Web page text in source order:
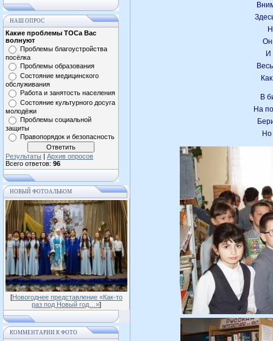
НАШ ОПРОС
Какие проблемы ТОСа Вас
волнуют
Проблемы благоустройства
посёлка
Проблемы образования
Состояние медицинского
обслуживания
Работа и занятость населения
Состояние культурного досуга
молодёжи
Проблемы социальной
защиты
Правопорядок и безопасность
Результаты | Архив опросов
Всего ответов: 96
НОВЫЙ ФОТОАЛЬБОМ
[Новогоднее представление «Как-то
раз под Новый год…»]
КОММЕНТАРИИ К ФОТО
И
В
На
Но